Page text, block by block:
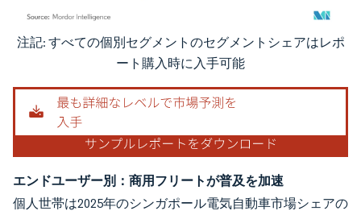
画像 © Mordor Intelligence。再利用にはCC BY 4.0の表示が必要です。
注記: すべての個別セグメントのセグメントシェアはレポ
ート購入時に入手可能
エンドユーザー別：商用フリートが普及を加速
個人世帯は2025年のシンガポール電気自動車市場シェアの